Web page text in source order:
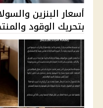
أسعار البنزين
بتحريك الوقود